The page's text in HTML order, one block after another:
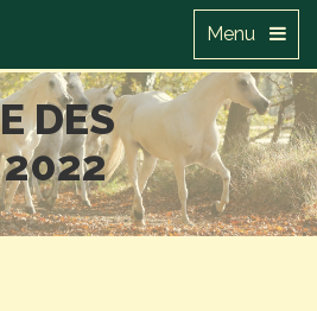
Menu
DES
2022